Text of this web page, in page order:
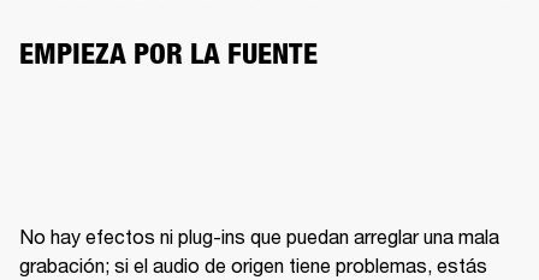
EMPIEZA POR LA FUENTE
No hay efectos ni plug-ins que puedan arreglar una mala
grabación; si el audio de origen tiene problemas, estás